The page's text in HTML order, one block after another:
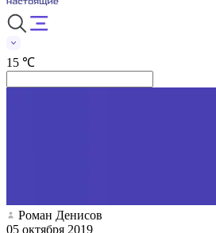
15 ℃
Роман Денисов
05 октября 2019